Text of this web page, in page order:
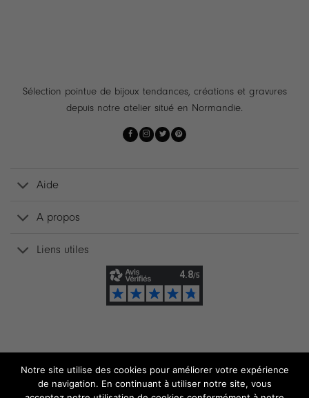
Sélection pointue de bijoux tendances, créations et gravures
depuis notre atelier situé en Normandie.
Aide
A propos
Liens utiles
Notre site utilise des cookies pour améliorer votre expérience
de navigation. En continuant à utiliser notre site, vous